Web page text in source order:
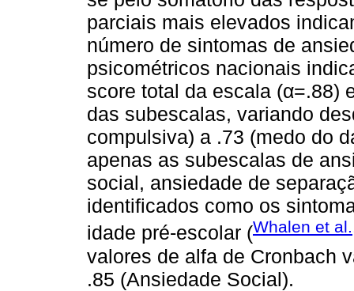
parciais mais elevados
número de sintomas de
psicométricos nacionais
score total da escala (α=.88)
das subescalas, variando
compulsiva) a .73 (medo do
apenas as subescalas de
social, ansiedade de
identificados como os
idade pré-escolar (Whalen et
valores de alfa de Cronbach
.85 (Ansiedade Social).